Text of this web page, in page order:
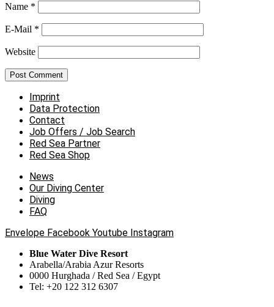
Name *
E-Mail *
Website
Imprint
Data Protection
Contact
Job Offers / Job Search
Red Sea Partner
Red Sea Shop
News
Our Diving Center
Diving
FAQ
Envelope Facebook Youtube Instagram
Blue Water Dive Resort
Arabella/Arabia Azur Resorts
0000 Hurghada / Red Sea / Egypt
Tel: +20 122 312 6307